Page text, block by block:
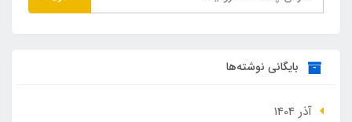
بایگانی نوشته‌ها
آذر 1404